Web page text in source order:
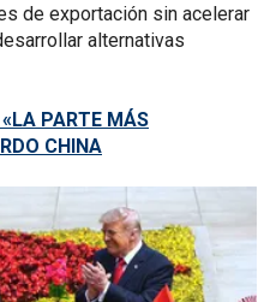
de exportación sin acelerar
alternativas
PARTE MÁS
CHINA